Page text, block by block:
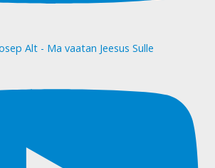
Alt - Ma vaatan Jeesus Sulle